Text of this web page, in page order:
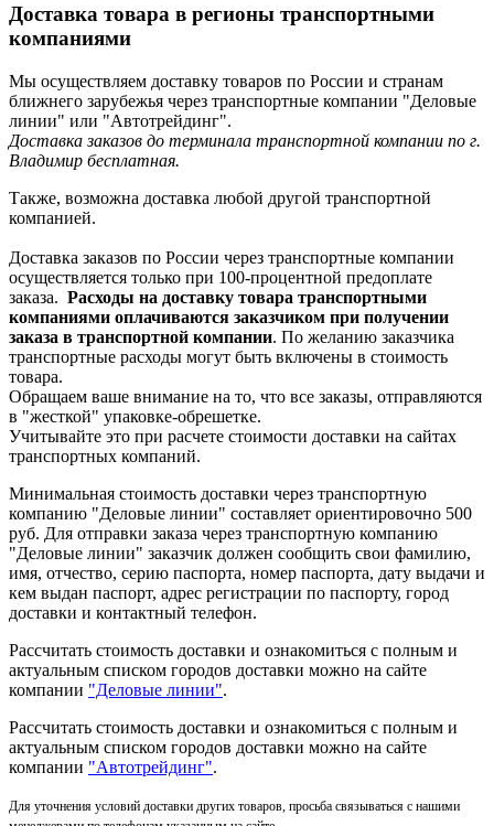
Доставка товара в регионы транспортными
компаниями
Мы осуществляем доставку товаров по России и странам
ближнего зарубежья через транспортные компании "Деловые
линии" или "Автотрейдинг".
Доставка заказов до терминала транспортной компании по г.
Владимир бесплатная.
Также, возможна доставка любой другой транспортной
компанией.
Доставка заказов по России через транспортные компании
осуществляется только при 100-процентной предоплате
заказа. Расходы на доставку товара транспортными
компаниями оплачиваются заказчиком при получении
заказа в транспортной компании. По желанию заказчика
транспортные расходы могут быть включены в стоимость
товара.
Обращаем ваше внимание на то, что все заказы, отправляются
в "жесткой" упаковке-обрешетке.
Учитывайте это при расчете стоимости доставки на сайтах
транспортных компаний.
Минимальная стоимость доставки через транспортную
компанию "Деловые линии" составляет ориентировочно 500
руб. Для отправки заказа через транспортную компанию
"Деловые линии" заказчик должен сообщить свои фамилию,
имя, отчество, серию паспорта, номер паспорта, дату выдачи и
кем выдан паспорт, адрес регистрации по паспорту, город
доставки и контактный телефон.
Рассчитать стоимость доставки и ознакомиться с полным и
актуальным списком городов доставки можно на сайте
компании "Деловые линии".
Рассчитать стоимость доставки и ознакомиться с полным и
актуальным списком городов доставки можно на сайте
компании "Автотрейдинг".
Для уточнения условий доставки других товаров, просьба связываться с нашими